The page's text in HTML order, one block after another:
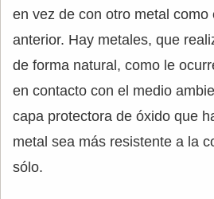
en vez de con otro metal como
anterior. Hay metales, que
de forma natural, como le
en contacto con el medio
capa protectora de óxido que
metal sea más resistente a la
sólo.